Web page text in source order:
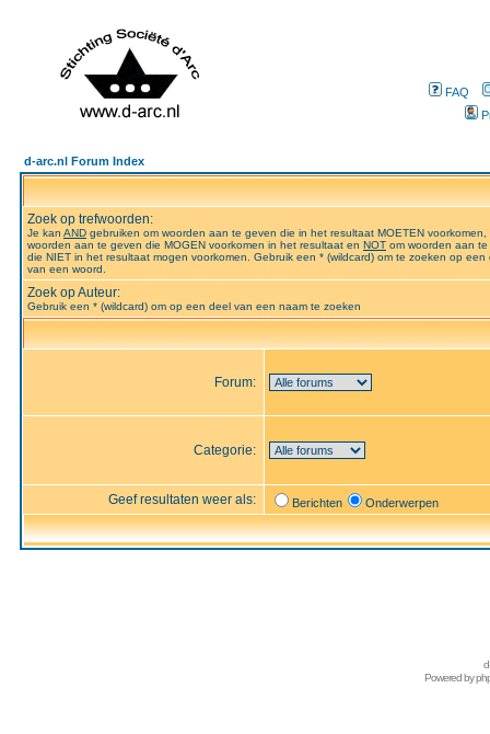
FAQ
d-arc.nl Forum Index
Zoek op trefwoorden:
Je kan AND gebruiken om woorden aan te geven die in het resultaat MOETEN voorkomen,
woorden aan te geven die MOGEN voorkomen in het resultaat en NOT om woorden aan
die NIET in het resultaat mogen voorkomen. Gebruik een * (wildcard) om te zoeken op een
van een woord.
Zoek op Auteur:
Gebruik een * (wildcard) om op een deel van een naam te zoeken
Forum:
Categorie:
Geef resultaten weer als: Berichten Onderwerpen
Powered by